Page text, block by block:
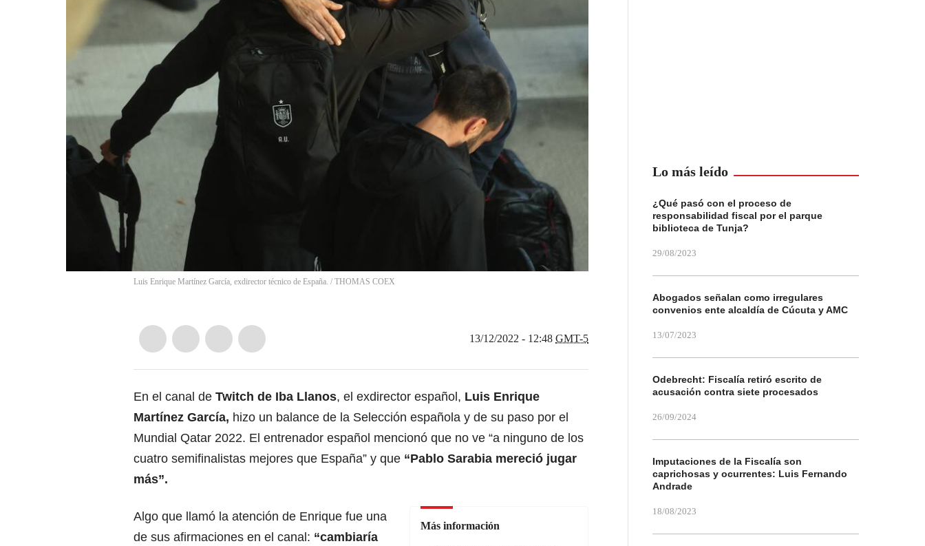
Luis Enrique Martínez García, exdirector técnico de España. / THOMAS COEX
13/12/2022 - 12:48 GMT-5
En el canal de Twitch de Iba Llanos, el exdirector español, Luis Enrique
Martínez García, hizo un balance de la Selección española y de su paso por el
Mundial Qatar 2022. El entrenador español mencionó que no ve “a ninguno de los
cuatro semifinalistas mejores que España” y que “Pablo Sarabia mereció jugar
más”.
Más información
Algo que llamó la atención de Enrique fue una
de sus afirmaciones en el canal: “cambiaría
Lo más leído
¿Qué pasó con el proceso de
responsabilidad fiscal por el parque
biblioteca de Tunja?
29/08/2023
Abogados señalan como irregulares
convenios ente alcaldía de Cúcuta y AMC
13/07/2023
Odebrecht: Fiscalía retiró escrito de
acusación contra siete procesados
26/09/2024
Imputaciones de la Fiscalía son
caprichosas y ocurrentes: Luis Fernando
Andrade
18/08/2023